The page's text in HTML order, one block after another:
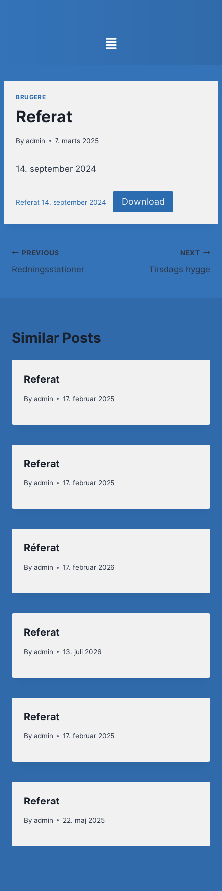
BRUGERE
Referat
By admin 7. marts 2025
14. september 2024
Referat 14. september 2024 Download
PREVIOUS
Redningsstationer
NEXT
Tirsdags hygge
Similar Posts
Referat
By admin 17. februar 2025
Referat
By admin 17. februar 2025
Réferat
By admin 17. februar 2026
Referat
By admin 13. juli 2026
Referat
By admin 17. februar 2025
Referat
By admin 22. maj 2025